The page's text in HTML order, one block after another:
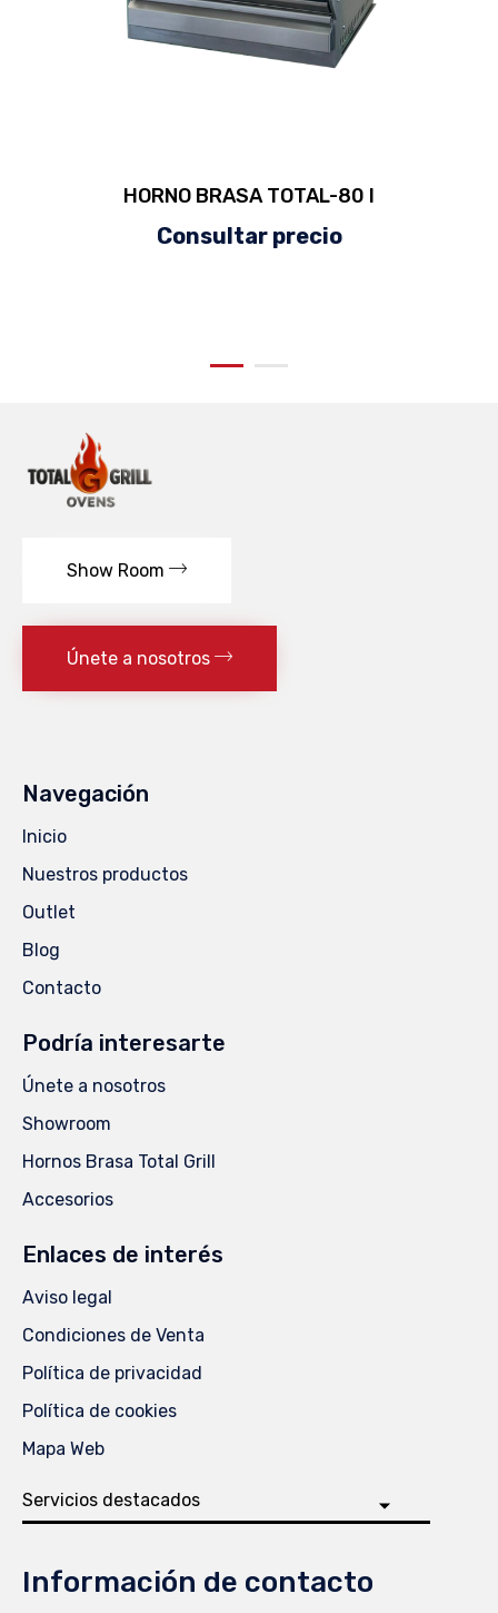
HORNO BRASA TOTAL-80 I
Consultar precio
Show Room
Únete a nosotros
Navegación
Inicio
Nuestros productos
Outlet
Blog
Contacto
Podría interesarte
Únete a nosotros
Showroom
Hornos Brasa Total Grill
Accesorios
Enlaces de interés
Aviso legal
Condiciones de Venta
Política de privacidad
Política de cookies
Mapa Web
Información de contacto